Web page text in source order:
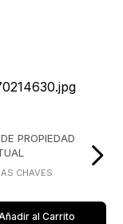
PROPIEDAD
CHAVES
al Carrito